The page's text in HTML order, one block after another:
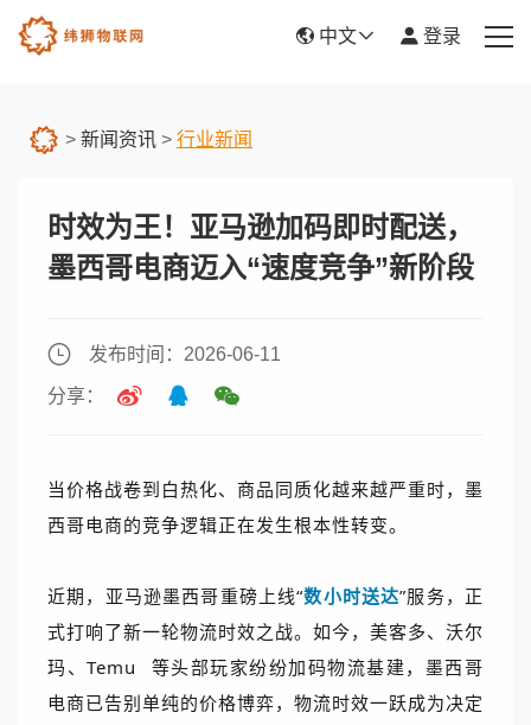
新闻资讯
关于我们
帮助中心
平台入驻
中文 登录
> 新闻资讯 > 行业新闻
时效为王！亚马逊加码即时配送，
墨西哥电商迈入“速度竞争”新阶段
发布时间：2026-06-11
分享：
当价格战卷到白热化、商品同质化越来越严重时，墨
西哥电商的竞争逻辑正在发生根本性转变。
近期，亚马逊墨西哥重磅上线“数小时送达”服务，正
式打响了新一轮物流时效之战。如今，美客多、沃尔
玛、Temu
等头部玩家纷纷加码物流基建，墨西哥
电商已告别单纯的价格博弈，物流时效一跃成为决定